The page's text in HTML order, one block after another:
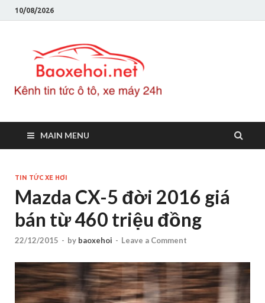
10/08/2026
MAIN MENU
TIN TỨC XE HƠI
Mazda CX-5 đời 2016 giá
bán từ 460 triệu đồng
22/12/2015 - by baoxehoi - Leave a Comment